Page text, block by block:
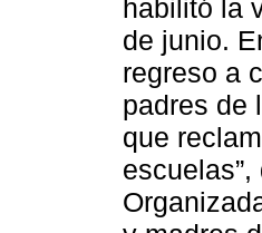
habilitó la
de junio.
regreso a
padres de
que